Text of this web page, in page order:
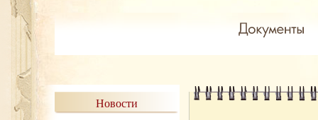
Новости